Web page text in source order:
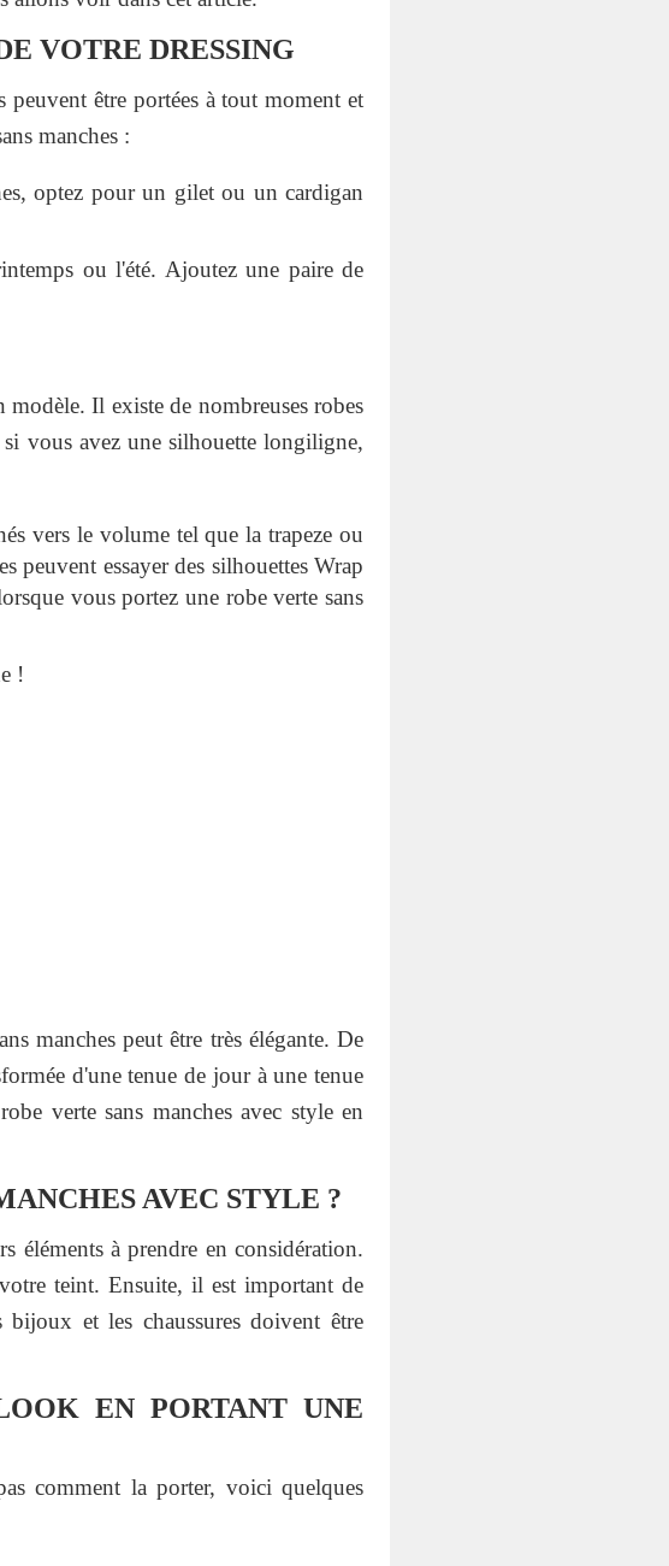
VOTRE DRESSING
être portées à tout moment et
manches :
optez pour un gilet ou un cardigan
ou l'été. Ajoutez une paire de
Il existe de nombreuses robes
si vous avez une silhouette longiligne,
vers le volume tel que la trapeze ou
peuvent essayer des silhouettes Wrap
vous portez une robe verte sans
!
manches peut être très élégante. De
d'une tenue de jour à une tenue
verte sans manches avec style en
AVEC STYLE ?
éléments à prendre en considération.
teint. Ensuite, il est important de
et les chaussures doivent être
EN PORTANT UNE
comment la porter, voici quelques